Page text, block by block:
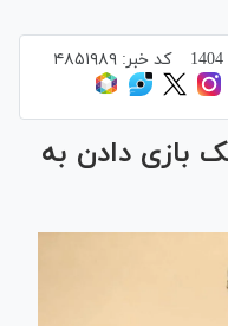
کد خبر:۴۸۵۱۹۸۹
بازی دادن به